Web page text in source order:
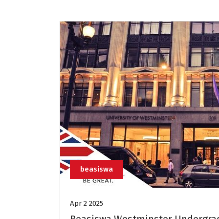
beasiswa
Apr 2 2025